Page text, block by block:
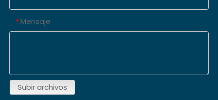
* Mensaje
Subir archivos